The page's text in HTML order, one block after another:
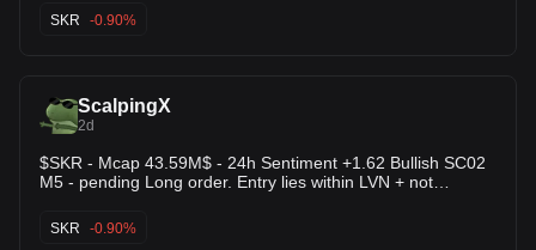
current support breaks. Entry: 0.00825 – 0.00835 TP1:
0.00795 TP2: 0.00740 TP3: 0.00680 SL: 0.00925 Sell and
SKR -0.90%
ScalpingX
2d
$SKR - Mcap 43.59M$ - 24h Sentiment +1.62 Bullish SC02
M5 - pending Long order. Entry lies within LVN + not
around 5.10% wide. The uptrend has lasted 9 hours 25
minutes, with the largest recorded price increase at 40.82%.
SKR -0.90%